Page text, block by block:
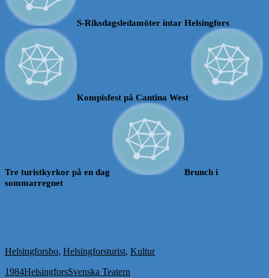
S-Riksdagsledamöter intar Helsingfors
Kompisfest på Cantina West
Tre turistkyrkor på en dag
Brunch i
sommarregnet
Helsingforsbo, Helsingforsturist, Kultur
1984HelsingforsSvenska Teatern